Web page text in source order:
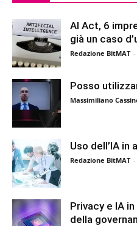
AI Act, 6
già un caso
Redazione BitMAT -
Posso
Massimiliano
Uso dell’IA in
Redazione BitMAT -
Privacy e IA
della